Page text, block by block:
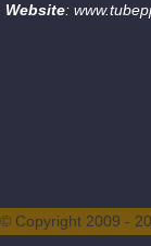
Website:
© Copyright 2009 -